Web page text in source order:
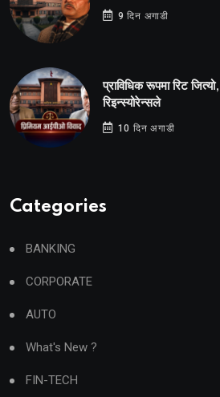
9 दिन अगाडी
प्राविधिक रूपमा रिट
रिइन्स्योरेन्सले
10 दिन अगाडी
Categories
BANKING
CORPORATE
AUTO
What's New ?
FIN-TECH